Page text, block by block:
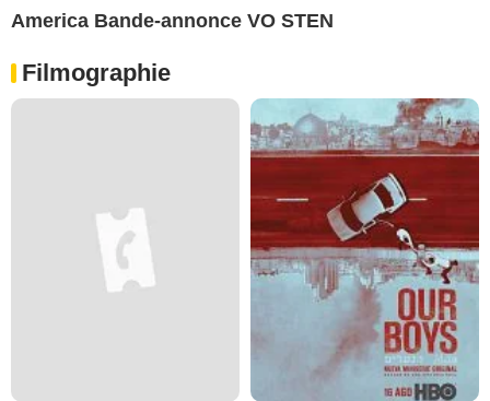
America Bande-annonce VO STEN
Filmographie